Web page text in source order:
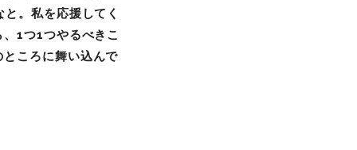
。私を応援してく
、1つ1つやるべきこ
ころに舞い込んで